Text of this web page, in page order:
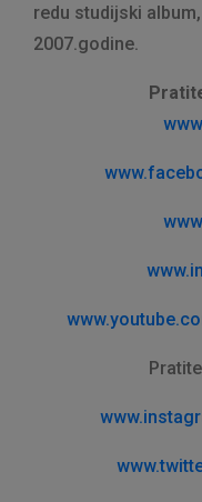
redu studijski
2007.godine.
Pratite